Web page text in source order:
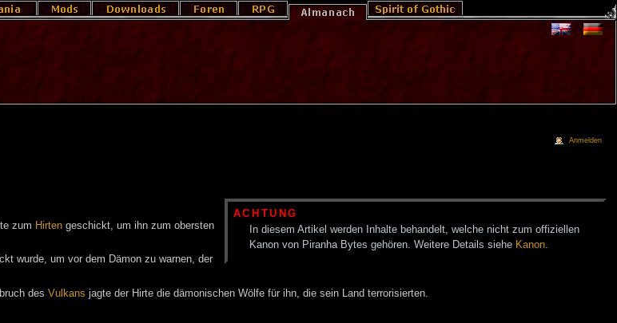
ACHTUNG
In diesem Artikel werden Inhalte behandelt, welche nicht zum offiziellen
Kanon von Piranha Bytes gehören. Weitere Details siehe Kanon.
zum Hirten geschickt, um ihn zum obersten
wurde, um vor dem Dämon zu warnen, der
des Vulkans jagte der Hirte die dämonischen Wölfe für ihn, die sein Land terrorisierten.
Anmelden